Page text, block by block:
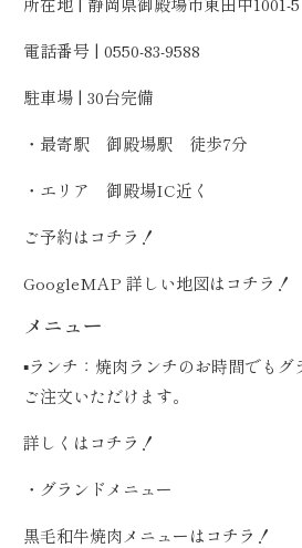
電話番号 | 0550-83-9588
駐車場 | 30台完備
・最寄駅 御殿場駅 徒歩7分
・エリア 御殿場IC近く
ご予約はコチラ！
GoogleMAP 詳しい地図はコチラ！
メニュー
▪️ランチ：焼肉ランチのお時間でもグ
ご注文いただけます。
詳しくはコチラ！
・グランドメニュー
黒毛和牛焼肉メニューはコチラ！